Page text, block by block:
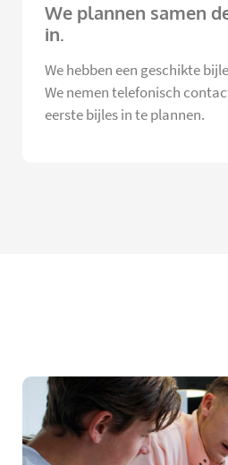
We plannen samen
in.
We hebben een geschikte
We nemen telefonisch
eerste bijles in te plannen.